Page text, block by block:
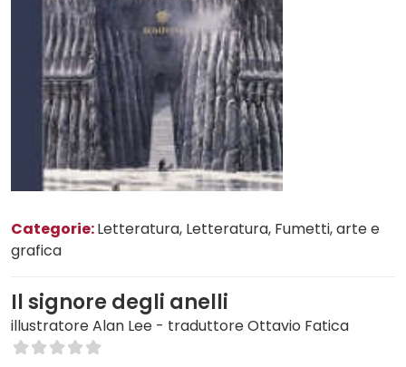
Categorie:Letteratura, Letteratura, Fumetti, arte e
grafica
Il signore degli anelli
illustratore Alan Lee - traduttore Ottavio Fatica